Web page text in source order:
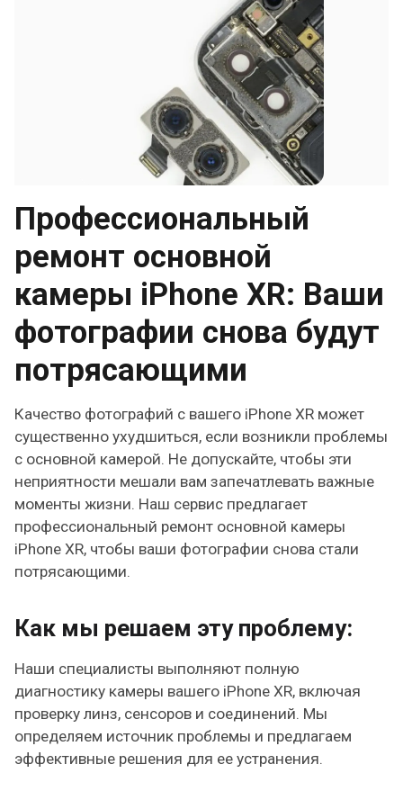
Профессиональный
ремонт основной
камеры iPhone XR: Ваши
фотографии снова будут
потрясающими
Качество фотографий с вашего iPhone XR может
существенно ухудшиться, если возникли проблемы
с основной камерой. Не допускайте, чтобы эти
неприятности мешали вам запечатлевать важные
моменты жизни. Наш сервис предлагает
профессиональный ремонт основной камеры
iPhone XR, чтобы ваши фотографии снова стали
потрясающими.
Как мы решаем эту проблему:
Наши специалисты выполняют полную
диагностику камеры вашего iPhone XR, включая
проверку линз, сенсоров и соединений. Мы
определяем источник проблемы и предлагаем
эффективные решения для ее устранения.